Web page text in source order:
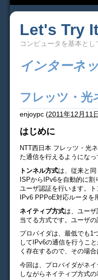
Let's Try
コンピュータを基本と
インターネ
フレッツ・光
enjoypc (2011年12月11
はじめに
NTT西日本 フレッツ・光
た通信を行えるようになっ
トンネル方式は、従来と
ISPからIPv6を自動的に
ユーザ認証を行います。
IPv6 PPPoE対応ルータ
ネイティブ方式は、ユー
当てる方式です。ユーザ
プロバイダは、最低でも1
してIPv6の通信を行うこ
く存在するので、その場
今回は、プロバイダがネ
しながらネイティブ方式